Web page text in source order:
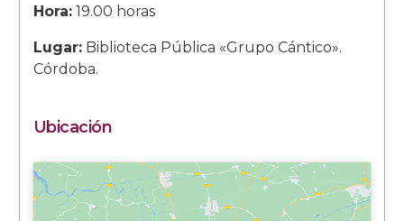
Hora:19.00 horas
Lugar:Biblioteca Pública «Grupo Cántico».
Córdoba.
Ubicación